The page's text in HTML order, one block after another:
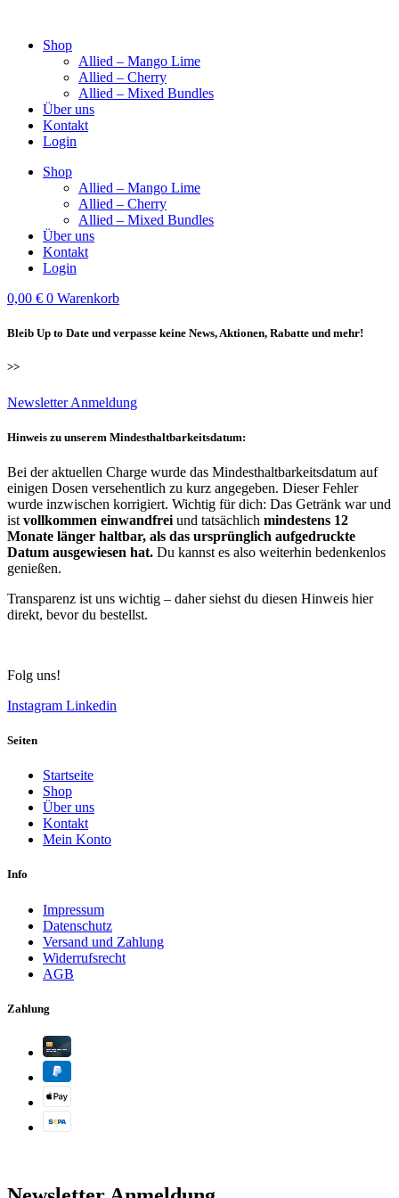
springenShop
Allied – Mango Lime
Allied – Cherry
Allied – Mixed Bundles
Über uns
Kontakt
Login
Shop
Allied – Mango Lime
Allied – Cherry
Allied – Mixed Bundles
Über uns
Kontakt
Login
0,00 € 0 Warenkorb
Bleib Up to Date und verpasse keine News, Aktionen, Rabatte und mehr!
>>
Newsletter Anmeldung
Hinweis zu unserem Mindesthaltbarkeitsdatum:
Bei der aktuellen Charge wurde das Mindesthaltbarkeitsdatum auf
einigen Dosen versehentlich zu kurz angegeben. Dieser Fehler
wurde inzwischen korrigiert. Wichtig für dich: Das Getränk war und
ist vollkommen einwandfrei und tatsächlich mindestens 12
Monate länger haltbar, als das ursprünglich aufgedruckte
Datum ausgewiesen hat. Du kannst es also weiterhin bedenkenlos
genießen.
Transparenz ist uns wichtig – daher siehst du diesen Hinweis hier
direkt, bevor du bestellst.
Folg uns!
Instagram Linkedin
Seiten
Startseite
Shop
Über uns
Kontakt
Mein Konto
Info
Impressum
Datenschutz
Versand und Zahlung
Widerrufsrecht
AGB
Zahlung